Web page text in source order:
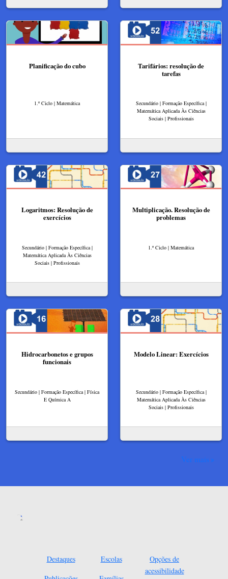
Planificação do cubo
1.º Ciclo | Matemática
Tarifários: resolução de
tarefas
Secundário | Formação Específica |
Matemática Aplicada Às Ciências
Sociais | Profissionais
Logaritmos: Resolução de
exercícios
Secundário | Formação Específica |
Matemática Aplicada Às Ciências
Sociais | Profissionais
Multiplicação. Resolução de
problemas
1.º Ciclo | Matemática
Hidrocarbonetos e grupos
funcionais
Secundário | Formação Específica | Física
E Química A
Modelo Linear: Exercícios​
Secundário | Formação Específica |
Matemática Aplicada Às Ciências
Sociais | Profissionais
Ver mais
Destaques
Escolas
Opções de
acessibilidade